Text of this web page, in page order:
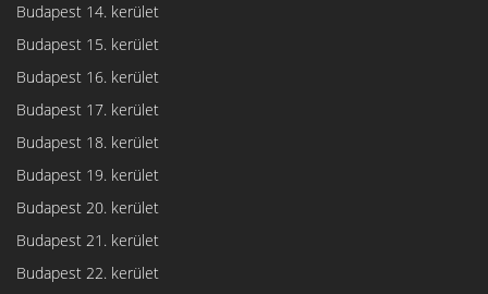
Budapest 14. kerület
Budapest 15. kerület
Budapest 16. kerület
Budapest 17. kerület
Budapest 18. kerület
Budapest 19. kerület
Budapest 20. kerület
Budapest 21. kerület
Budapest 22. kerület